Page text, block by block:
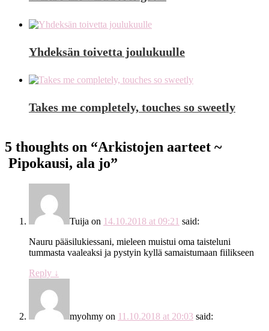
Yhdeksän toivetta joulukuulle
Takes me completely, touches so sweetly
5 thoughts on “Arkistojen aarteet ~
Pipokausi, ala jo”
Tuija on 14.10.2018 at 09:21 said:
Nauru pääsilukiessani, mieleen muistui oma taisteluni
tummasta vaaleaksi ja pystyin kyllä samaistumaan fiilikseen
Reply ↓
myohmy on 11.10.2018 at 20:03 said: